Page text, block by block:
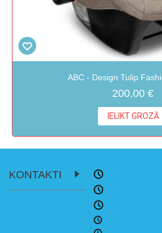
ABC - Design Tulip
200,00 €
IELIKT GROZĀ
KONTAKTI